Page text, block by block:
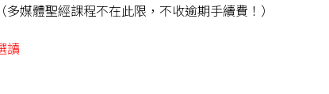
媒體聖經課程不在此限，不收逾期手續費！）
讀